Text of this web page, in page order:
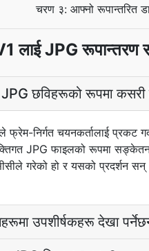
चरण ३: आफ्नो रूपान्तरित
लाई JPG रूपान्तरण
छविहरूको रूपमा कसरी
फ्रेम-निर्गत चयनकर्तालाई
JPG फाइलको रूपमा
गरेको हो र यसको प्रदर्शन
उपशीर्षकहरू देखा